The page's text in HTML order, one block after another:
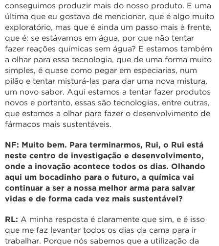
conseguimos produzir mais do nosso produto. E uma
última que eu gostava de mencionar, que é algo muito
exploratório, mas que é ainda um passo mais à frente,
que é: se estávamos em água, por que não tentar
fazer reações químicas sem água? E estamos também
a olhar para essa tecnologia, que de uma forma muito
simples, é quase como pegar em especiarias, num
pilão e tentar misturá-las para dar uma nova mistura,
um novo sabor. Aqui estamos a tentar fazer produtos
novos e portanto, essas são tecnologias, entre outras,
que estamos a olhar para fazer o desenvolvimento de
fármacos mais sustentáveis.
NF: Muito bem. Para terminarmos, Rui, o Rui está
neste centro de investigação e desenvolvimento,
onde a inovação acontece todos os dias. Olhando
aqui um bocadinho para o futuro, a química vai
continuar a ser a nossa melhor arma para salvar
vidas e de forma cada vez mais sustentável?
RL: A minha resposta é claramente que sim, e é isso
que me faz levantar todos os dias da cama para ir
trabalhar. Porque nós sabemos que a utilização da